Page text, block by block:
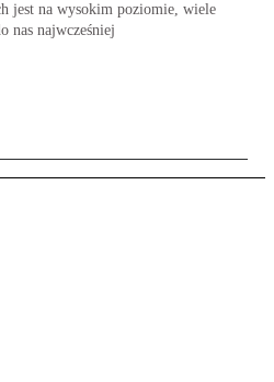
jest na wysokim poziomie, wiele
nas najwcześniej